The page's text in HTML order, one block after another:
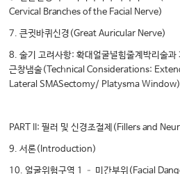
Cervical Branches of the Facial Nerve)
7. 큰귓바퀴신경(Great Auricular Nerve)
8. 술기 고려사항: 확대얼굴널힘줄계박리술
근창냄술(Technical Considerations:
Lateral SMASectomy/ Platysma Window)
PART II: 필러 및 신경조절제(Fillers and
9. 서론(Introduction)
10. 얼굴위험구역 1 – 미간부위(Facial